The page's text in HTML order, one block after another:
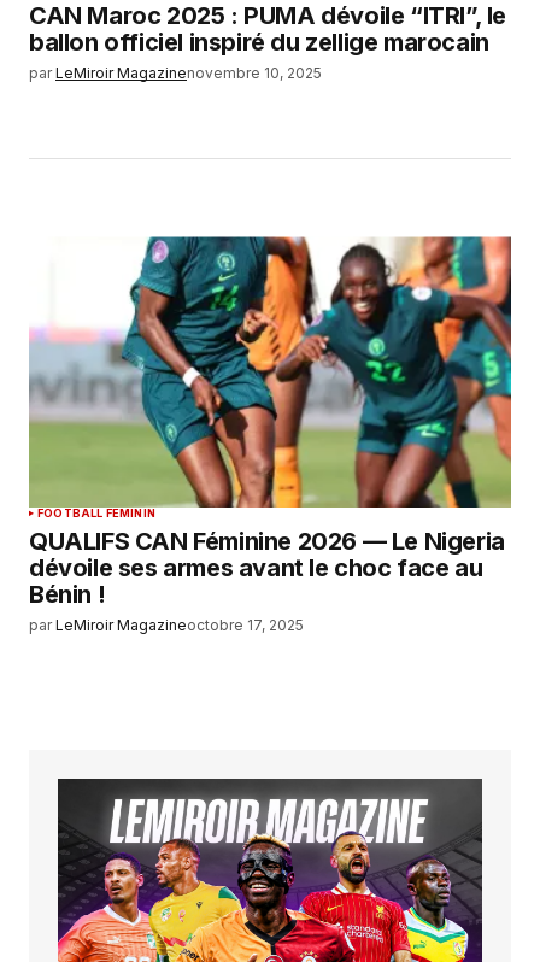
CAN Maroc 2025 : PUMA dévoile “ITRI”, le
ballon officiel inspiré du zellige marocain
par LeMiroir Magazinenovembre 10, 2025
FOOTBALL FEMININ
QUALIFS CAN Féminine 2026 — Le Nigeria
dévoile ses armes avant le choc face au
Bénin !
par LeMiroir Magazineoctobre 17, 2025